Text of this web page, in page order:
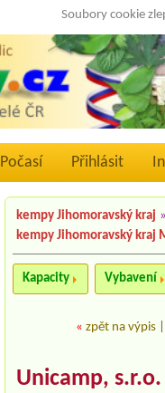
Soubory cookie
Počasí Přihlásit
kempy Jihomoravský kraj »
kempy Jihomoravský kraj
Kapacity Vybavení
«zpět na výpis
Unicamp, s.r.o.